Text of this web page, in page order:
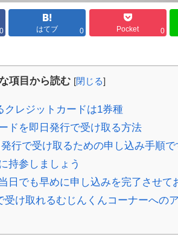
0 はてブ 0 Pocket 0
項目から読む [閉じる]
クレジットカードは1券種
ドを即日発行で受け取る方法
行で受け取るための申し込み手順で
持参しましょう
日でも早めに申し込みを完了させて
け取れるむじんくんコーナーへの